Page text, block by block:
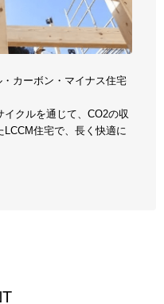
・カーボン・マイナス住宅
クルを通じて、CO2の収
LCCM住宅で、長く快適に
T